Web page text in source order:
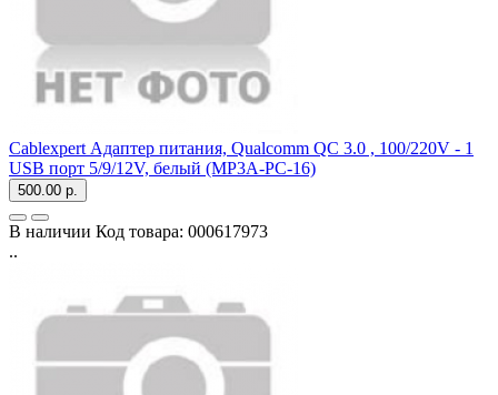
Cablexpert Адаптер питания, Qualcomm QC 3.0 , 100/220V - 1
USB порт 5/9/12V, белый (MP3A-PC-16)
500.00 р.
В наличии Код товара: 000617973
..